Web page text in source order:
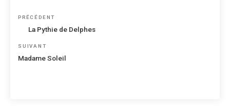
Navigation
Article
précédent
PRÉCÉDENT
La Pythie de Delphes
Article
suivant
SUIVANT
Madame Soleil